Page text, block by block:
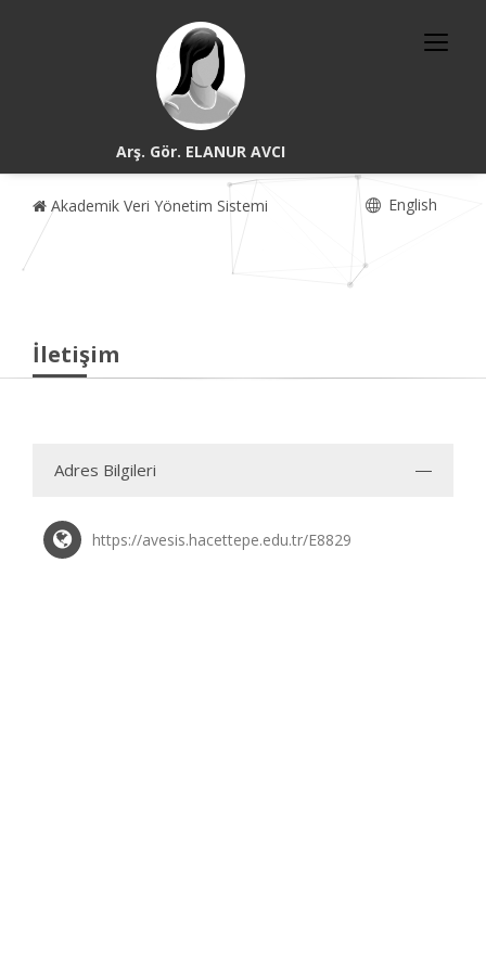
Arş. Gör. ELANUR AVCI
Akademik Veri Yönetim Sistemi English
İletişim
Adres Bilgileri
https://avesis.hacettepe.edu.tr/E8829